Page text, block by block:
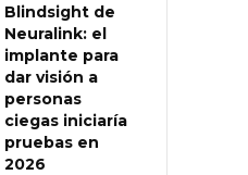
Blindsight de
Neuralink: el
implante para
dar visión a
personas
ciegas iniciaría
pruebas en
2026